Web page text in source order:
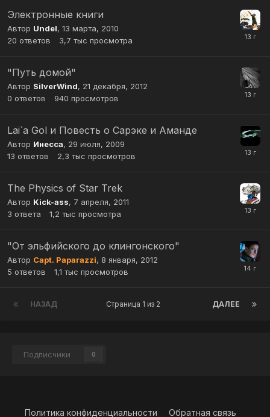
Электронные книги
Автор Undel, 13 марта, 2010
20 ответов 3,7 тыс просмотра
"Путь домой"
Автор SilverWind, 21 декабря, 2012
0 ответов 940 просмотров
Lai`a Gol и Повесть о Сарэке и Аманде
Автор Инесса, 29 июля, 2009
13 ответов 2,3 тыс просмотров
The Physics of Star Trek
Автор Kick-ass, 7 апреля, 2011
3 ответа 1,2 тыс просмотра
"От эльфийского до клингонского"
Автор Capt. Paparazzi, 8 января, 2012
5 ответов 1,1 тыс просмотров
НАЗАД ДАЛЕЕ
Страница 1 из 2
Подписчики 0
Политика конфиденциальности Обратная связь